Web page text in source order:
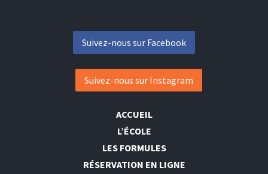
Suivez-nous sur Facebook
Suivez-nous sur Instagram
ACCUEIL
L’ÉCOLE
LES FORMULES
RÉSERVATION EN LIGNE